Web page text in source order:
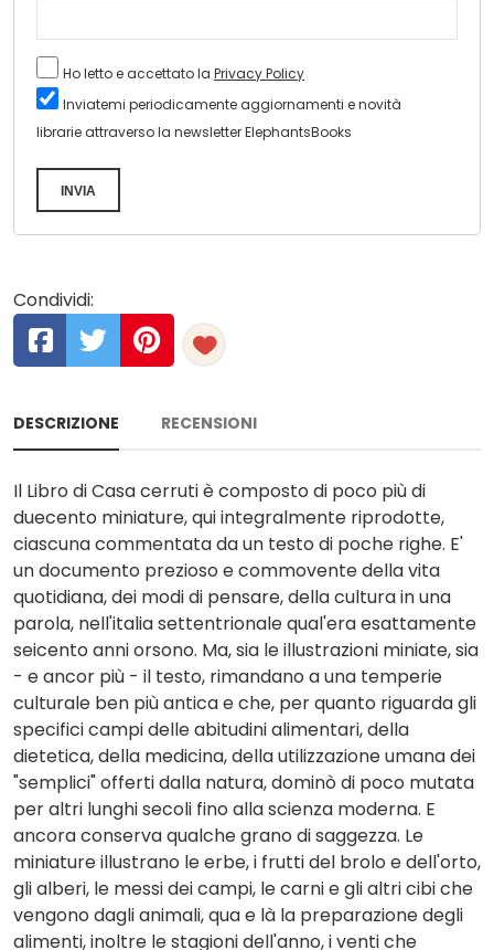
Ho letto e accettato la Privacy Policy
Inviatemi periodicamente aggiornamenti e novità
librarie attraverso la newsletter ElephantsBooks
INVIA
Condividi:
DESCRIZIONE RECENSIONI
Il Libro di Casa cerruti è composto di poco più di
duecento miniature, qui integralmente riprodotte,
ciascuna commentata da un testo di poche righe. E'
un documento prezioso e commovente della vita
quotidiana, dei modi di pensare, della cultura in una
parola, nell'italia settentrionale qual'era esattamente
seicento anni orsono. Ma, sia le illustrazioni miniate, sia
- e ancor più - il testo, rimandano a una temperie
culturale ben più antica e che, per quanto riguarda gli
specifici campi delle abitudini alimentari, della
dietetica, della medicina, della utilizzazione umana dei
"semplici" offerti dalla natura, dominò di poco mutata
per altri lunghi secoli fino alla scienza moderna. E
ancora conserva qualche grano di saggezza. Le
miniature illustrano le erbe, i frutti del brolo e dell'orto,
gli alberi, le messi dei campi, le carni e gli altri cibi che
vengono dagli animali, qua e là la preparazione degli
alimenti, inoltre le stagioni dell'anno, i venti che